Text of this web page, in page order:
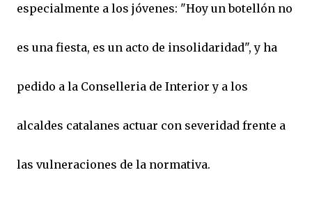
especialmente a los jóvenes: "Hoy un botellón no
es una fiesta, es un acto de insolidaridad", y ha
pedido a la Conselleria de Interior y a los
alcaldes catalanes actuar con severidad frente a
las vulneraciones de la normativa.